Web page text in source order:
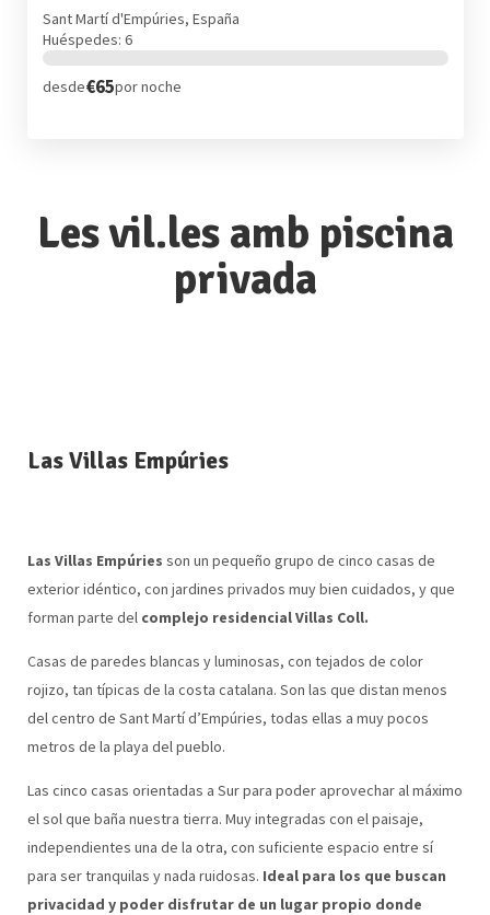
Sant Martí d'Empúries, España
Huéspedes: 6
desde€65por noche
Les vil.les amb piscina
privada
Las Villas Empúries
Las Villas Empúries son un pequeño grupo de cinco casas de
exterior idéntico, con jardines privados muy bien cuidados, y que
forman parte del complejo residencial Villas Coll.
Casas de paredes blancas y luminosas, con tejados de color
rojizo, tan típicas de la costa catalana. Son las que distan menos
del centro de Sant Martí d’Empúries, todas ellas a muy pocos
metros de la playa del pueblo.
Las cinco casas orientadas a Sur para poder aprovechar al máximo
el sol que baña nuestra tierra. Muy integradas con el paisaje,
independientes una de la otra, con suficiente espacio entre sí
para ser tranquilas y nada ruidosas. Ideal para los que buscan
privacidad y poder disfrutar de un lugar propio donde